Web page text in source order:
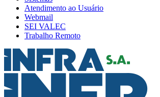
Atendimento ao Usuário
Webmail
SEI VALEC
Trabalho Remoto